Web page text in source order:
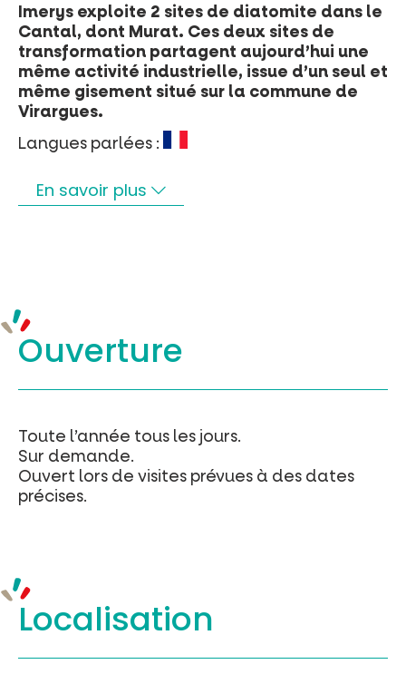
Tribus et groupes
Rechercher
Imerys exploite 2 sites de diatomite dans le
Cantal, dont Murat. Ces deux sites de
transformation partagent aujourd’hui une
même activité industrielle, issue d’un seul et
même gisement situé sur la commune de
Virargues.
Langues parlées :
En savoir plus
Ouverture
Toute l’année tous les jours.
Sur demande.
Ouvert lors de visites prévues à des dates
précises.
Localisation